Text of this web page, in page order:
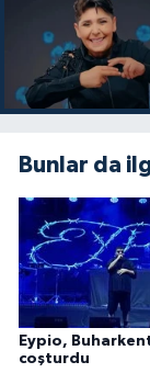
Bunlar da
Eypio,
coşturdu